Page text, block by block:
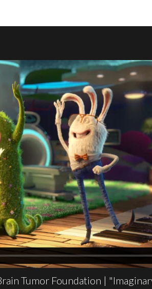
Tumor Foundation |